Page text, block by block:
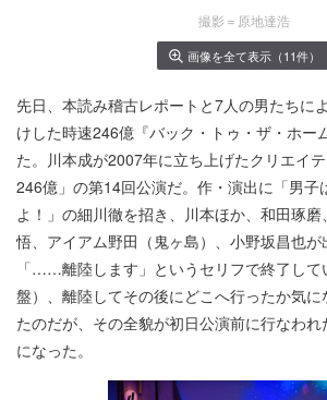
撮影＝原地達浩
画像を全て表示（11件）
先日、本読み稽古レポートと7人の男たちに
けした時速246億『バック・トゥ・ザ・ホー
た。川本成が2007年に立ち上げたクリエイ
246億」の第14回公演だ。作・演出に「男子
よ！」の細川徹を招き、川本ほか、和田琢
悟、アイアム野田（鬼ヶ島）、小野坂昌也
「……離陸します」というセリフで終了して
盤）、離陸してその後にどこへ行ったか気に
たのだが、その全貌が初日公演前に行なわ
になった。